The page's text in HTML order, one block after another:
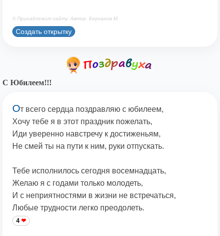
© Принадлежит сайту. Автор: Берсанов М.
Создать открытку
С Юбилеем!!!
От всего сердца поздравляю с юбилеем,
Хочу тебе я в этот праздник пожелать,
Иди уверенно навстречу к достиженьям,
Не смей ты на пути к ним, руки отпускать.
Тебе исполнилось сегодня восемнадцать,
Желаю я с годами только молодеть,
И с неприятностями в жизни не встречаться,
Любые трудности легко преодолеть.
4